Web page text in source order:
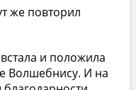
же повторил
и положила
Волшебнису. И на